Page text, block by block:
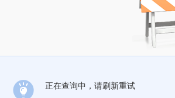
正在查询中，请刷新重试